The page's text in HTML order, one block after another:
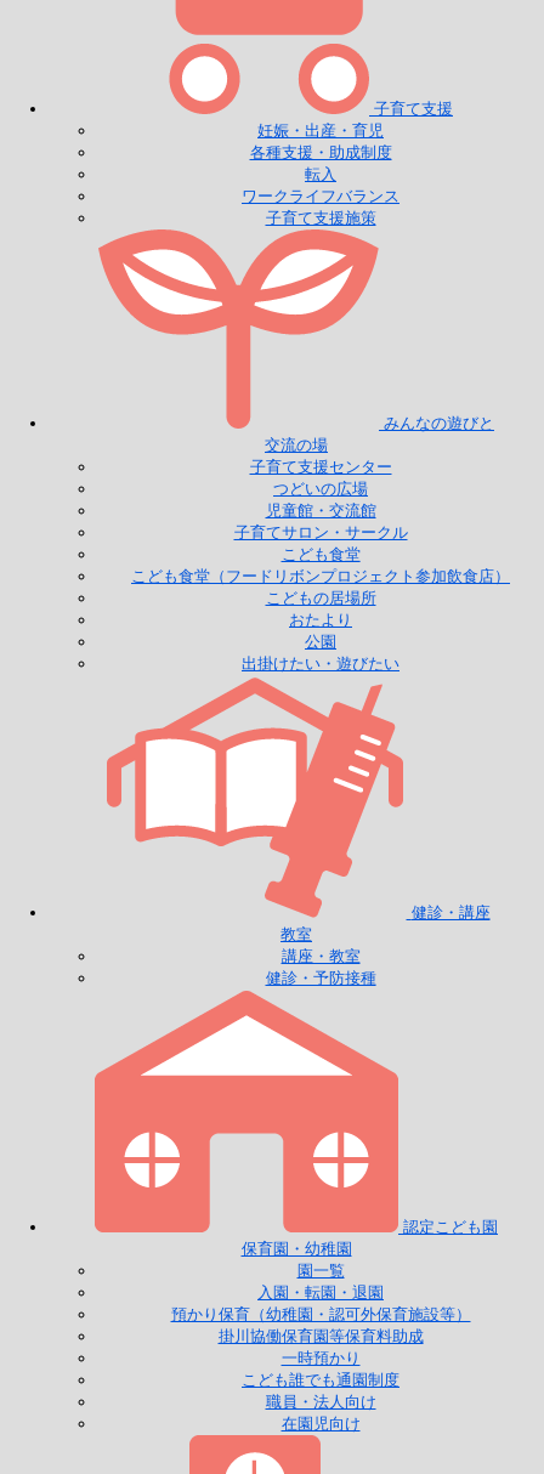
子育て支援
妊娠・出産・育児
各種支援・助成制度
転入
ワークライフバランス
子育て支援施策
みんなの遊びと
交流の場
子育て支援センター
つどいの広場
児童館・交流館
子育てサロン・サークル
こども食堂
こども食堂（フードリボンプロジェクト参加飲食店）
こどもの居場所
おたより
公園
出掛けたい・遊びたい
健診・講座
教室
講座・教室
健診・予防接種
認定こども園
保育園・幼稚園
園一覧
入園・転園・退園
預かり保育（幼稚園・認可外保育施設等）
掛川協働保育園等保育料助成
一時預かり
こども誰でも通園制度
職員・法人向け
在園児向け